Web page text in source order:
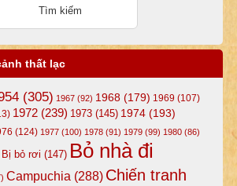
thất lạc
(305) 1967(92) 1968(179) 1969 (107)
1972(239) 1973(145) 1974(193)
(124) 1977(100) 1978(91) 1979(99) 1980(86)
Bị bỏ rơi (147) Bỏ nhà đi
Campuchia (288) Chiến tranh